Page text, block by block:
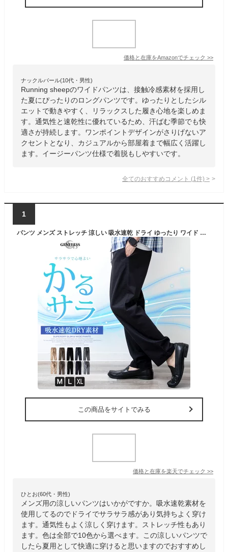
価格と在庫をAmazonでチェック >>
ナックルバール(10代・男性)
Running sheepのワイドパンツは、接触冷感素材を採用し
た夏にぴったりのロングパンツです。ゆったりとしたシル
エットで動きやすく、リラックスした履き心地を楽しめま
す。通気性と速乾性に優れているため、汗ばむ季節でも快
適さが持続します。ワンポイントデザインがさりげないア
クセントとなり、カジュアルから部屋着まで幅広く活躍し
ます。イージーパンツ仕様で着脱もしやすいです。
全てのおすすめコメント (1 件) >
1
パンツ メンズ ストレッチ 涼しい 吸水速乾 ドライ ゆったり ワイド エアパンツ スリム 軽い チェック ルームウェア 部屋着 ゴムウエスト シンプル 無地 おしゃれ 軽量 春夏 春 イージーパンツ 全10色 ジェネレス 父の日 ギフト
この商品をサイトでみる
価格と在庫を楽天でチェック >>
ひとお(60代・男性)
メンズ用の涼しいパンツはいかがですか。吸水速乾素材を
使用してるのでドライでサラサラ感があり気持ちよく穿け
ます。通気性もよく涼しく穿けます。ストレッチ性もあり
ます。色は全部で10色から選べます。この涼しいパンツで
したら夏用として快適に穿けると思いますのでおすすめし